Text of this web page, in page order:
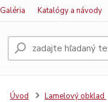
Galéria Katalógy a návody
Úvod Lamelový obklad